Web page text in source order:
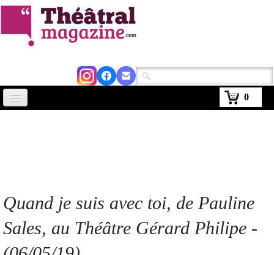
0
Kiosque
Quand je suis avec toi, de Pauline
Sales, au Théâtre Gérard Philipe -